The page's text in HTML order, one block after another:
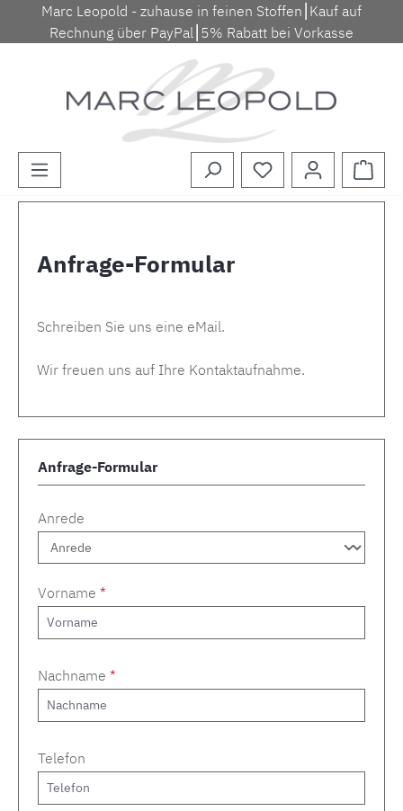
Zum Hauptinhalt springen
Marc Leopold - zuhause in feinen Stoffen⎮Kauf auf
Rechnung über PayPal⎮5% Rabatt bei Vorkasse
Anfrage-Formular
Schreiben Sie uns eine eMail.
Wir freuen uns auf Ihre Kontaktaufnahme.
Anfrage-Formular
Anrede
Vorname *
Nachname *
Telefon